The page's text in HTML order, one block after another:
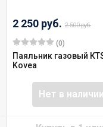
2 250 руб. 2 500 руб.
(0)
Паяльник газовый
Kovea
Нет в наличии